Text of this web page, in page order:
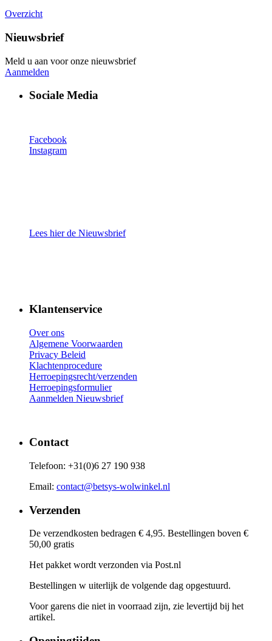
Overzicht
Nieuwsbrief
Meld u aan voor onze nieuwsbrief
Aanmelden
Sociale Media
Facebook
Instagram
Lees hier de Nieuwsbrief
Klantenservice
Over ons
Algemene Voorwaarden
Privacy Beleid
Klachtenprocedure
Herroepingsrecht/verzenden
Herroepingsformulier
Aanmelden Nieuwsbrief
Contact
Telefoon: +31(0)6 27 190 938
Email: contact@betsys-wolwinkel.nl
Verzenden
De verzendkosten bedragen € 4,95. Bestellingen boven €
50,00 gratis
Het pakket wordt verzonden via Post.nl
Bestellingen w uiterlijk de volgende dag opgestuurd.
Voor garens die niet in voorraad zijn, zie levertijd bij het
artikel.